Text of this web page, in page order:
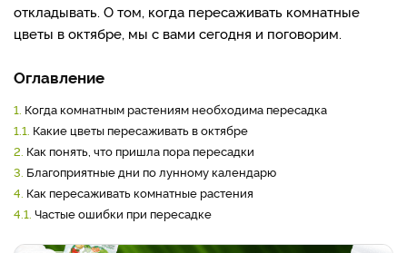
откладывать. О том, когда пересаживать комнатные
цветы в октябре, мы с вами сегодня и поговорим.
Оглавление
1. Когда комнатным растениям необходима пересадка
1.1. Какие цветы пересаживать в октябре
2. Как понять, что пришла пора пересадки
3. Благоприятные дни по лунному календарю
4. Как пересаживать комнатные растения
4.1. Частые ошибки при пересадке